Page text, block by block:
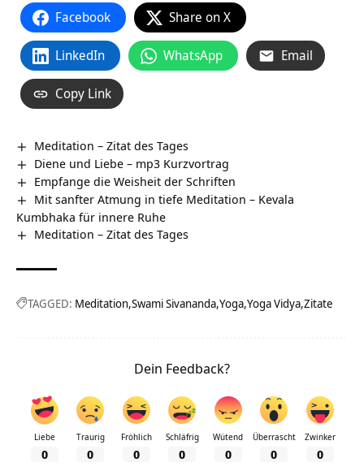
Facebook Share on X
LinkedIn WhatsApp Email
Copy Link
Meditation – Zitat des Tages
Diene und Liebe – mp3 Kurzvortrag
Empfange die Weisheit der Schriften
Mit sanfter Atmung in tiefe Meditation – Kevala
Kumbhaka für innere Ruhe
Meditation – Zitat des Tages
TAGGED: Meditation Swami Sivananda Yoga Yoga Vidya Zitate
Dein Feedback?
Liebe
0
Traurig
0
Fröhlich
0
Schläfrig
0
Wütend
0
Überrascht
0
Zwinker
0